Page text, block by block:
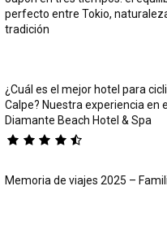
perfecto entre Tokio,
tradición
¿Cuál es el mejor hotel para
Calpe? Nuestra experiencia en
Diamante Beach Hotel & Spa
Memoria de viajes 2025 –